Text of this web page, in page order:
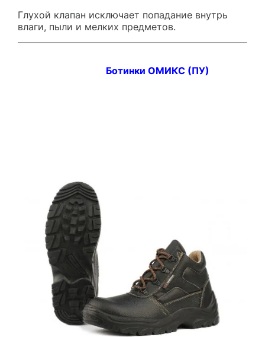
Глухой клапан исключает попадание внутрь
влаги, пыли и мелких предметов.
Ботинки ОМИКС (ПУ)